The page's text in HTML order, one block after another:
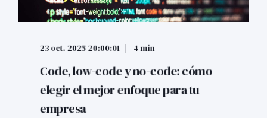
23 oct. 2025 20:00:01 4 min
Code, low-code y no-code: cómo
elegir el mejor enfoque para tu
empresa